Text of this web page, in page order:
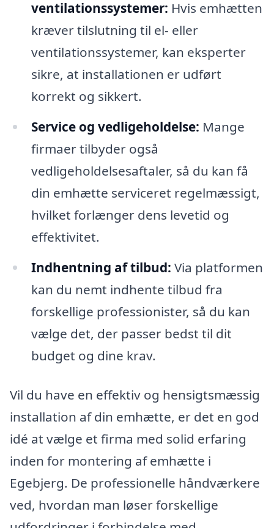
ventilationssystemer: Hvis emhætten
kræver tilslutning til el- eller
ventilationssystemer, kan eksperter
sikre, at installationen er udført
korrekt og sikkert.
Service og vedligeholdelse: Mange
firmaer tilbyder også
vedligeholdelsesaftaler, så du kan få
din emhætte serviceret regelmæssigt,
hvilket forlænger dens levetid og
effektivitet.
Indhentning af tilbud: Via platformen
kan du nemt indhente tilbud fra
forskellige professionister, så du kan
vælge det, der passer bedst til dit
budget og dine krav.
Vil du have en effektiv og hensigtsmæssig
installation af din emhætte, er det en god
idé at vælge et firma med solid erfaring
inden for montering af emhætte i
Egebjerg. De professionelle håndværkere
ved, hvordan man løser forskellige